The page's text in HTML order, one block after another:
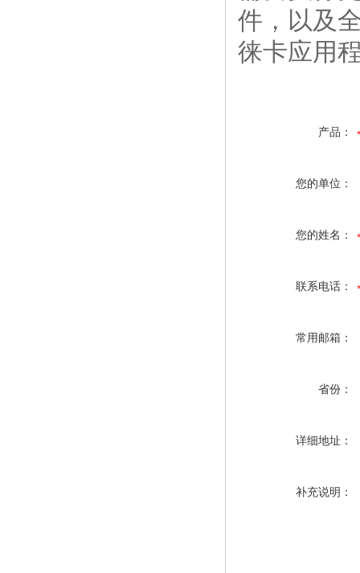
件，以及
徕卡应用
产品：
您的单位：
您的姓名：
联系电话：
常用邮箱：
省份：
详细地址：
补充说明：